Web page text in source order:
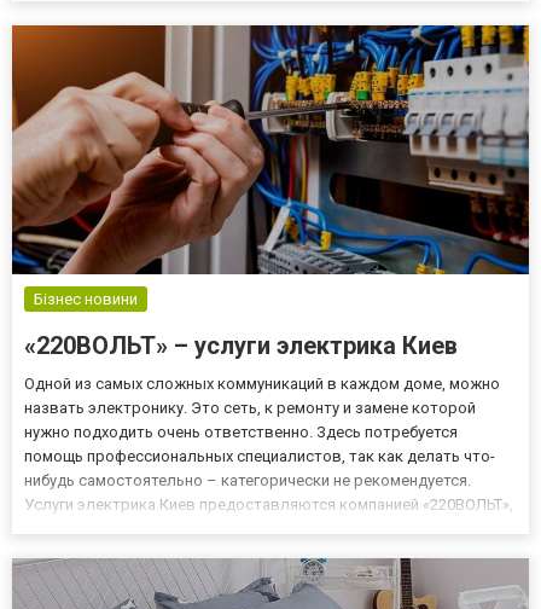
Бізнес новини
«220ВОЛЬТ» – услуги электрика Киев
Одной из самых сложных коммуникаций в каждом доме, можно
назвать электронику. Это сеть, к ремонту и замене которой
нужно подходить очень ответственно. Здесь потребуется
помощь профессиональных специалистов, так как делать что-
нибудь самостоятельно – категорически не рекомендуется.
Услуги электрика Киев предоставляются компанией «220ВОЛЬТ»,
недорог...